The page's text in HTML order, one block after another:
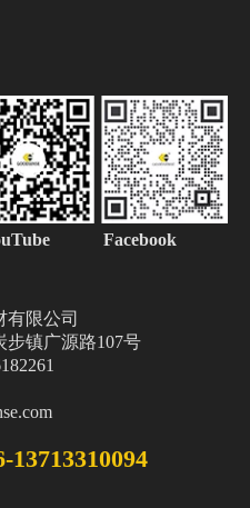
Facebook
有限公司
步镇广源路107号